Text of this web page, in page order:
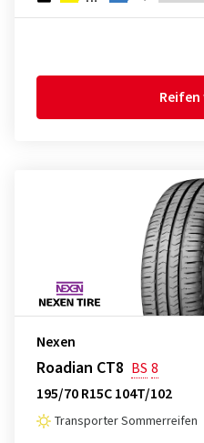
Nexen
Roadian CT8 BS 8
195/70 R15C 104T/102
Transporter Sommerreifen